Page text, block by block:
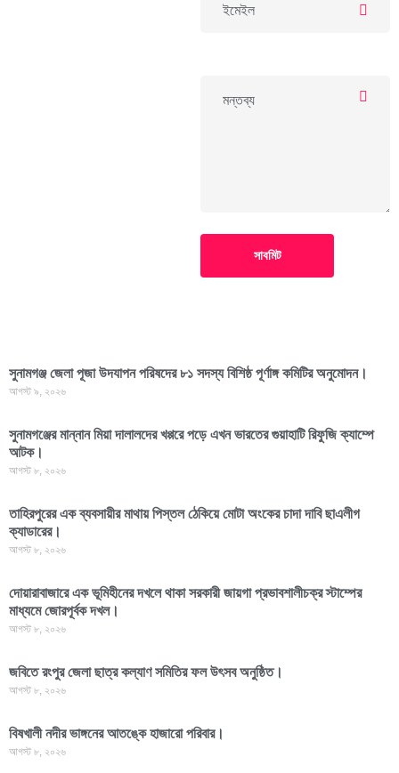
সাবমিট
সুনামগঞ্জ জেলা পূজা উদযাপন পরিষদের ৮১ সদস্য বিশিষ্ঠ পূর্ণাঙ্গ কমিটির অনুমোদন।
আগস্ট ৯, ২০২৬
সুনামগঞ্জের মান্নান মিয়া দালালদের খপ্পরে পড়ে এখন ভারতের গুয়াহাটি রিফুজি ক্যাম্পে
আটক।
আগস্ট ৮, ২০২৬
তাহিরপুরের এক ব্যবসায়ীর মাথায় পিস্তল ঠেকিয়ে মোটা অংকের চাদা দাবি ছাএলীগ
ক্যাডারের।
আগস্ট ৮, ২০২৬
দোয়ারাবাজারে এক ভূমিহীনের দখলে থাকা সরকারী জায়গা প্রভাবশালীচক্র স্টাম্পের
মাধ্যমে জোরপূর্বক দখল।
আগস্ট ৮, ২০২৬
জবিতে রংপুর জেলা ছাত্র কল্যাণ সমিতির ফল উৎসব অনুষ্ঠিত।
আগস্ট ৮, ২০২৬
বিষখালী নদীর ভাঙ্গনের আতঙ্কে হাজারো পরিবার।
আগস্ট ৮, ২০২৬